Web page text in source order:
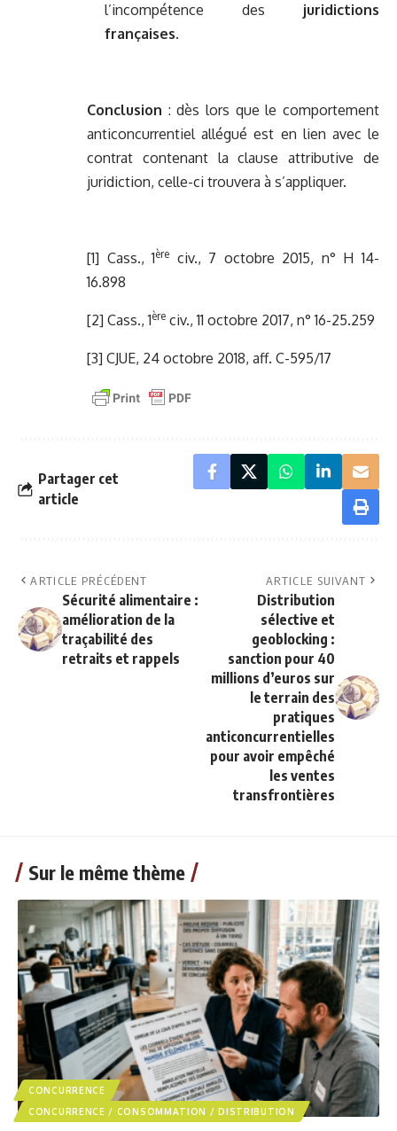
l’incompétence des juridictions
françaises.
Conclusion : dès lors que le comportement
anticoncurrentiel allégué est en lien avec le
contrat contenant la clause attributive de
juridiction, celle-ci trouvera à s’appliquer.
[1] Cass., 1ère civ., 7 octobre 2015, n° H 14-
16.898
[2] Cass., 1ère civ., 11 octobre 2017, n° 16-25.259
[3] CJUE, 24 octobre 2018, aff. C-595/17
Partager cet
article
ARTICLE PRÉCÉDENT
Sécurité alimentaire :
amélioration de la
traçabilité des
retraits et rappels
ARTICLE SUIVANT
Distribution
sélective et
geoblocking :
sanction pour 40
millions d’euros sur
le terrain des
pratiques
anticoncurrentielles
pour avoir empêché
les ventes
transfrontières
Sur le même thème
CONCURRENCE
CONCURRENCE / CONSOMMATION / DISTRIBUTION